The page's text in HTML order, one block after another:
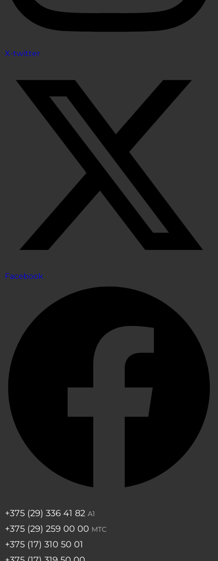
X-twitter
Facebook
+375 (29) 336 41 82 А1
+375 (29) 259 00 00 МТС
+375 (17) 310 50 01